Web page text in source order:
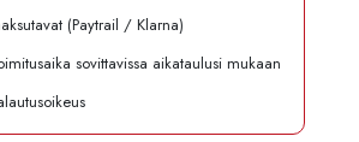
(Paytrail / Klarna)
sovittavissa aikataulusi mukaan